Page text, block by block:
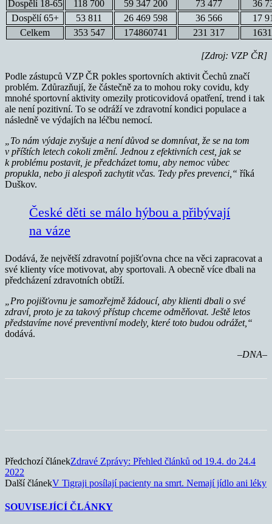
Dospělí 18-65 118 700 59 347 200 73 477
36
Dospělí 65+
53 811 26 469 598 36 566
17
Celkem
353 547 174860741 231 317
[Zdroj: VZP ČR]
Podle zástupců VZP ČR pokles sportovních aktivit Čechů značí
problém. Zdůrazňují, že částečně za to mohou roky covidu, kdy
mnohé sportovní aktivity omezily proticovidová opatření, trend i tak
ale není pozitivní. To se odráží ve zdravotní kondici populace a
následně ve výdajích na léčbu nemocí.
„To nám výdaje zvyšuje a není důvod se domnívat, že se na tom
v příštích letech cokoli změní. Jednou z efektivních cest, jak se
k problému postavit, je předcházet tomu, aby nemoc vůbec
propukla, nebo ji alespoň zachytit včas. Tedy přes prevenci,“ říká
Duškov.
České děti se málo hýbou a přibývají
na váze
Dodává, že největší zdravotní pojišťovna chce na věci zapracovat a
své klienty více motivovat, aby sportovali. A obecně více dbali na
předcházení zdravotních obtíží.
„Pro pojišťovnu je samozřejmě žádoucí, aby klienti dbali o své
zdraví, proto je za takový přístup chceme odměňovat. Ještě letos
představíme nové preventivní modely, které toto budou odrážet,“
dodává.
–DNA–
Předchozí článekZdravé Zprávy: Přehled článků od 19.4. do 24.4
2022
Další článekV Tigraji posílají pacienty na smrt. Nemají jídlo ani léky
SOUVISEJÍCÍ ČLÁNKY